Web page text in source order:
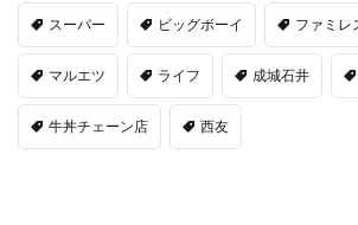
スーパー ビッグボーイ ファミレ
マルエツ ライフ 成城石井
牛丼チェーン店 西友